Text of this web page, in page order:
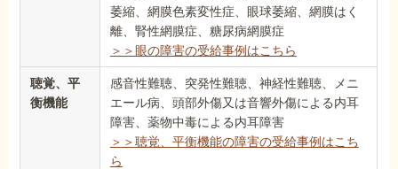
萎縮、網膜色素変性症、眼球萎縮、網膜はく
離、腎性網膜症、糖尿病網膜症
＞＞眼の障害の受給事例はこちら
聴覚、平
衡機能
感音性難聴、突発性難聴、神経性難聴、メニ
エール病、頭部外傷又は音響外傷による内耳
障害、薬物中毒による内耳障害
＞＞聴覚、平衡機能の障害の受給事例はこち
ら